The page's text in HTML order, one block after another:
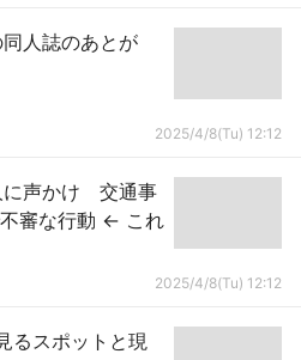
同人誌のあとが
2025/4/8(Tu) 12:12
に声かけ 交通事
審な行動 ← これ
2025/4/8(Tu) 12:12
るスポットと現